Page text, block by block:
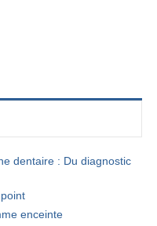
dentaire : Du diagnostic
enceinte